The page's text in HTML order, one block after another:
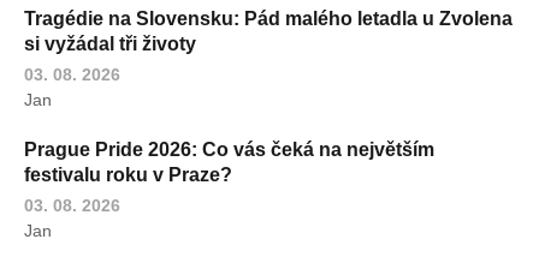
Tragédie na Slovensku: Pád malého letadla u Zvolena
si vyžádal tři životy
03. 08. 2026
Jan
Prague Pride 2026: Co vás čeká na největším
festivalu roku v Praze?
03. 08. 2026
Jan